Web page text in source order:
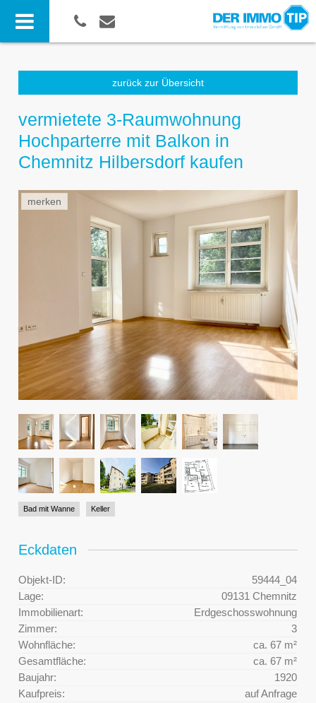
zurück zur Übersicht
vermietete 3-Raumwohnung
Hochparterre mit Balkon in
Chemnitz Hilbersdorf kaufen
merken
Bad mit Wanne Keller
Eckdaten
Objekt-ID:
59444_04
Lage:
09131 Chemnitz
Immobilienart:
Erdgeschosswohnung
Zimmer:
3
Wohnfläche:
ca. 67 m²
Gesamtfläche:
ca. 67 m²
Baujahr:
1920
Kaufpreis:
auf Anfrage